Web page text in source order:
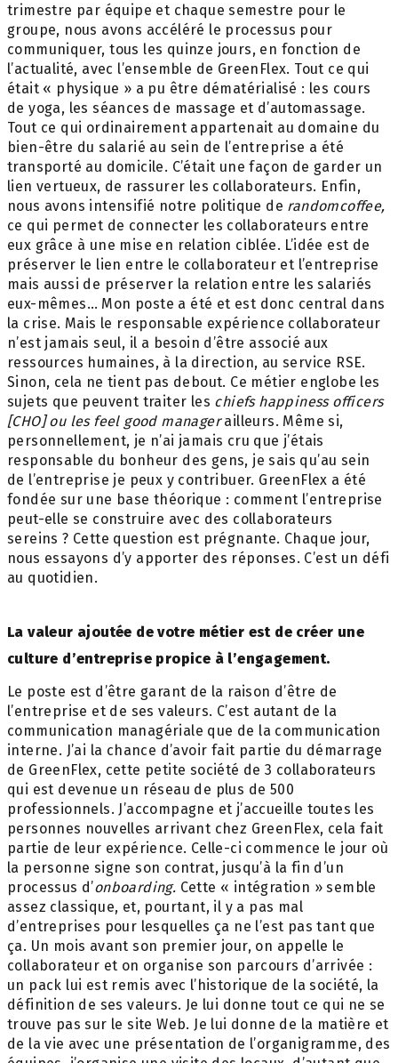
trimestre par équipe et chaque semestre pour le
groupe, nous avons accéléré le processus pour
communiquer, tous les quinze jours, en fonction de
l’actualité, avec l’ensemble de GreenFlex. Tout ce qui
était « physique » a pu être dématérialisé : les cours
de yoga, les séances de massage et d’automassage.
Tout ce qui ordinairement appartenait au domaine du
bien-être du salarié au sein de l’entreprise a été
transporté au domicile. C’était une façon de garder un
lien vertueux, de rassurer les collaborateurs. Enfin,
nous avons intensifié notre politique de randomcoffee,
ce qui permet de connecter les collaborateurs entre
eux grâce à une mise en relation ciblée. L’idée est de
préserver le lien entre le collaborateur et l’entreprise
mais aussi de préserver la relation entre les salariés
eux-mêmes… Mon poste a été et est donc central dans
la crise. Mais le responsable expérience collaborateur
n’est jamais seul, il a besoin d’être associé aux
ressources humaines, à la direction, au service RSE.
Sinon, cela ne tient pas debout. Ce métier englobe les
sujets que peuvent traiter les chiefs happiness officers
[CHO]ou les feel good managerailleurs. Même si,
personnellement, je n’ai jamais cru que j’étais
responsable du bonheur des gens, je sais qu’au sein
de l’entreprise je peux y contribuer. GreenFlex a été
fondée sur une base théorique : comment l’entreprise
peut-elle se construire avec des collaborateurs
sereins ? Cette question est prégnante. Chaque jour,
nous essayons d’y apporter des réponses. C’est un défi
au quotidien.
La valeur ajoutée de votre métier est de créer une
culture d’entreprise propice à l’engagement.
Le poste est d’être garant de la raison d’être de
l’entreprise et de ses valeurs. C’est autant de la
communication managériale que de la communication
interne. J’ai la chance d’avoir fait partie du démarrage
de GreenFlex, cette petite société de 3 collaborateurs
qui est devenue un réseau de plus de 500
professionnels. J’accompagne et j’accueille toutes les
personnes nouvelles arrivant chez GreenFlex, cela fait
partie de leur expérience. Celle-ci commence le jour où
la personne signe son contrat, jusqu’à la fin d’un
processus d’onboarding. Cette « intégration » semble
assez classique, et, pourtant, il y a pas mal
d’entreprises pour lesquelles ça ne l’est pas tant que
ça. Un mois avant son premier jour, on appelle le
collaborateur et on organise son parcours d’arrivée :
un pack lui est remis avec l’historique de la société, la
définition de ses valeurs. Je lui donne tout ce qui ne se
trouve pas sur le site Web. Je lui donne de la matière et
de la vie avec une présentation de l’organigramme, des